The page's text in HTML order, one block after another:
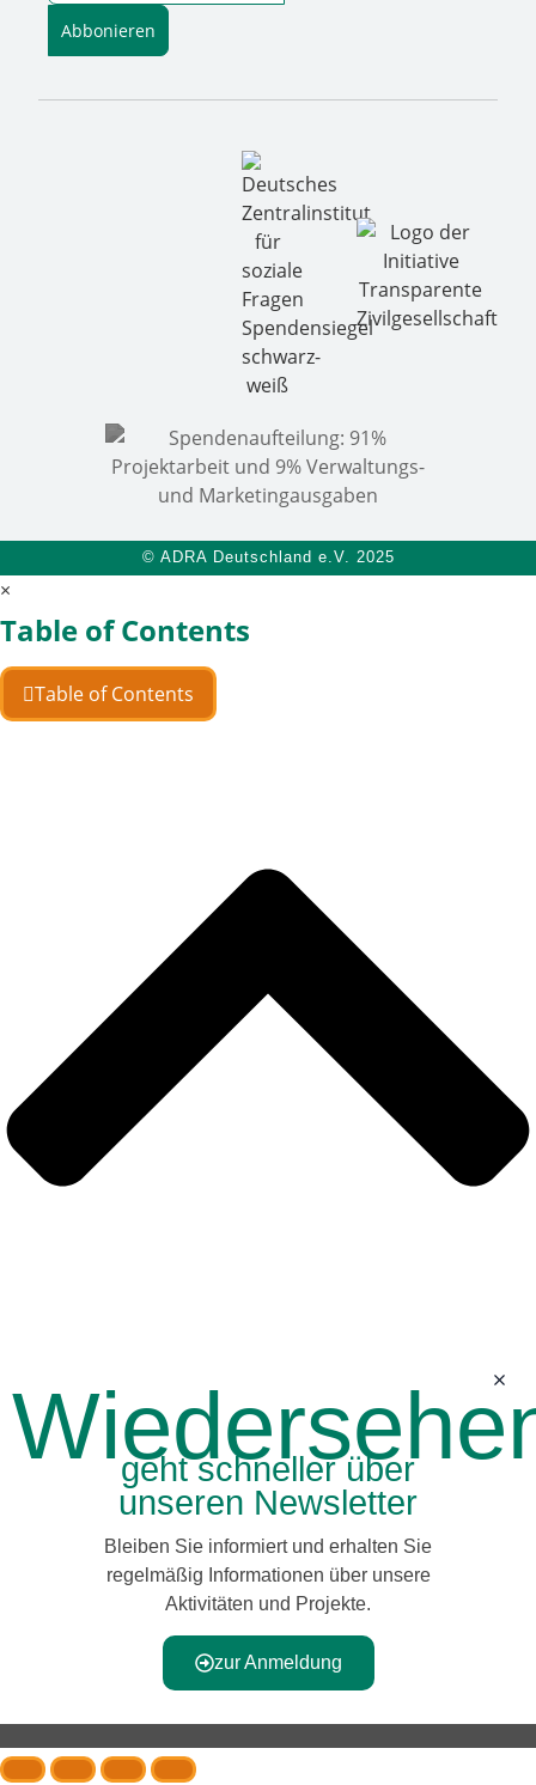
Abbonieren
© ADRA Deutschland e.V. 2025
×
Table of Contents
Table of Contents
geht schneller über
unseren Newsletter
Bleiben Sie informiert und erhalten Sie
regelmäßig Informationen über unsere
Aktivitäten und Projekte.
zur Anmeldung